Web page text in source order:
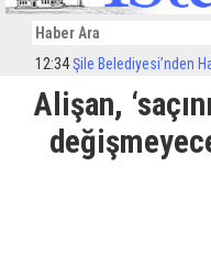
12:34 Şile Belediyesi’nden Halk
Alişan,